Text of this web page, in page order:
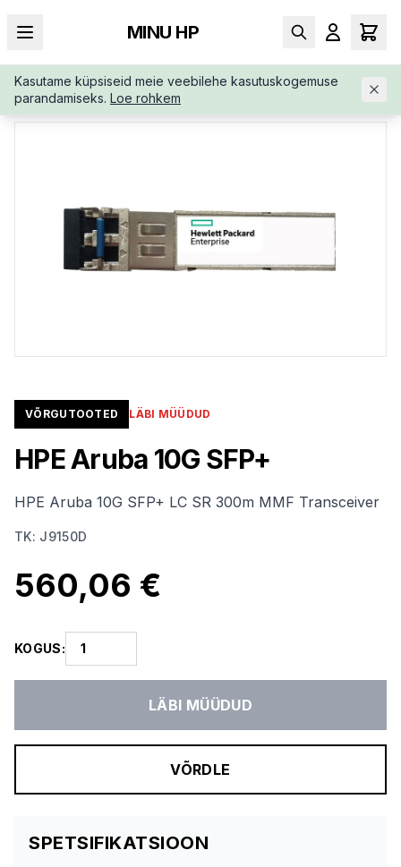
MINU HP
Kasutame küpsiseid meie veebilehe kasutuskogemuse
parandamiseks. Loe rohkem
AVALEHT / LISASEADMED / HPE-ARUBA-10G-SFP-LC-J9150D
VÕRGUTOOTED LÄBI MÜÜDUD
HPE Aruba 10G SFP+
HPE Aruba 10G SFP+ LC SR 300m MMF Transceiver
TK: J9150D
560,06 €
KOGUS:
LÄBI MÜÜDUD
VÕRDLE
SPETSIFIKATSIOON